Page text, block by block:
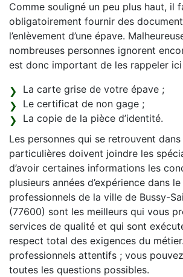
Comme souligné un peu plus haut, il
obligatoirement fournir des
l’enlèvement d’une épave.
nombreuses personnes ignorent
est donc important de les rappeler
La carte grise de votre épave ;
Le certificat de non gage ;
La copie de la pièce d’identité.
Les personnes qui se retrouvent
particulières doivent joindre les
d’avoir certaines informations les
plusieurs années d’expérience dans
professionnels de la ville de Bussy-
(77600) sont les meilleurs qui vous
services de qualité et qui sont
respect total des exigences du
professionnels attentifs ; vous
toutes les questions possibles.